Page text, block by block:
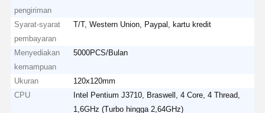
pengiriman
Syarat-syarat
pembayaran
T/T, Western Union, Paypal, kartu kredit
Menyediakan
kemampuan
5000PCS/Bulan
Ukuran
120x120mm
CPU
Intel Pentium J3710, Braswell, 4 Core, 4 Thread,
1,6GHz (Turbo hingga 2,64GHz)